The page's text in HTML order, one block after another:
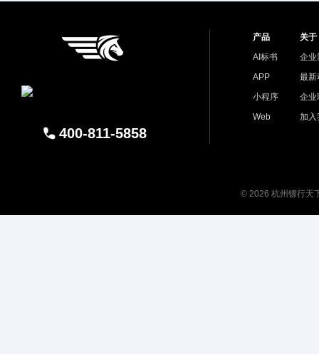
400-811-5858
产品
AI标书
APP
小程序
Web
关于
企业
最新
企业
加入
© 2026 杭州镖行天